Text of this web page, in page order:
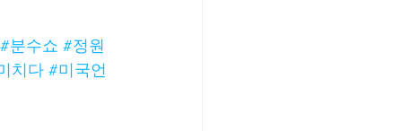
#분수쇼 #정원
치다 #미국언